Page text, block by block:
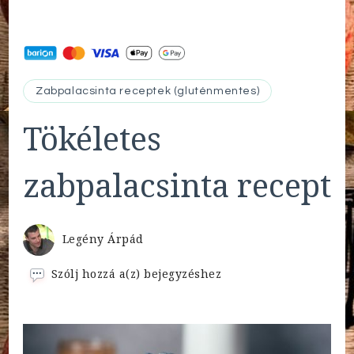
Zabpalacsinta receptek (gluténmentes)
Tökéletes
zabpalacsinta recept
Legény Árpád
Szólj hozzá a(z)Tökéletes
bejegyzéshez